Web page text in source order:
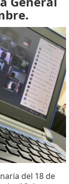
del 18 de